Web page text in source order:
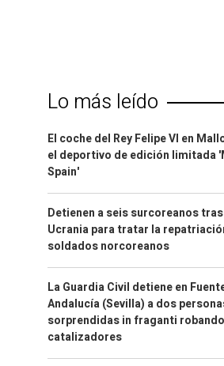
Lo más leído
El coche del Rey Felipe VI en
el deportivo de edición limitada
Spain'
Detienen a seis surcoreanos
Ucrania para tratar la
soldados norcoreanos
La Guardia Civil detiene en
Andalucía (Sevilla) a dos
sorprendidas in fraganti robando
catalizadores